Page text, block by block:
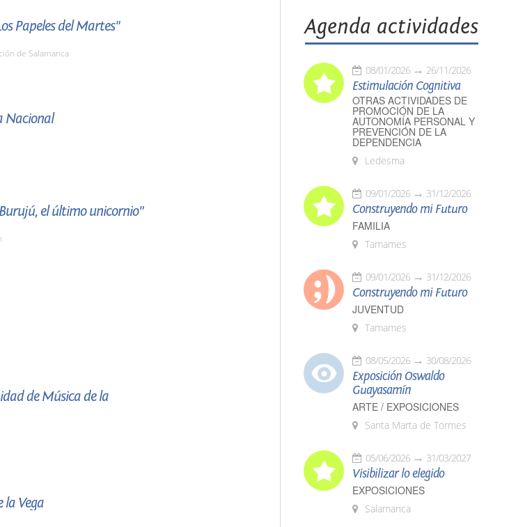
Papeles del Martes"
de Salamanca
Nacional
el último unicornio"
de Música de la
la Vega
Agenda actividades
08/01/2026 26/11/2026
Estimulación Cognitiva
OTRAS ACTIVIDADES DE
PROMOCIÓN DE LA
AUTONOMÍA PERSONAL Y
PREVENCIÓN DE LA
DEPENDENCIA
Ledesma
09/01/2026 31/12/2026
Construyendo mi Futuro
FAMILIA
Tamames
09/01/2026 31/12/2026
Construyendo mi Futuro
JUVENTUD
Tamames
08/05/2026 30/08/2026
Exposición Oswaldo
Guayasamín
ARTE / EXPOSICIONES
Santa Marta de Tormes
05/06/2026 31/03/2027
Visibilizar lo elegido
EXPOSICIONES
Salamanca